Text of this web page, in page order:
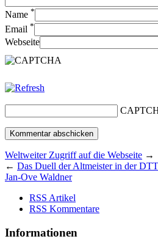
Name *
Email *
Webseite
Weltweiter Zugriff auf die Webseite →
← Das Duell der Altmeister in der
Jan-Ove Waldner
RSS Artikel
RSS Kommentare
Informationen